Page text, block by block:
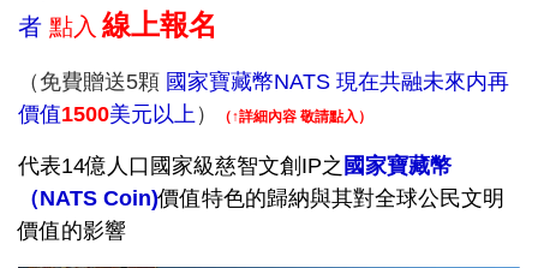
者 點入 線上報名
（免費贈送5顆 國家寶藏幣NATS 現在共融未來内再
價值1500美元以上 ） （↑詳細內容 敬請點入）
代表14億人口國家級慈智文創IP之 國家寶藏幣
（NATS Coin)價值特色的歸納與其對全球公民文明
價值的影響